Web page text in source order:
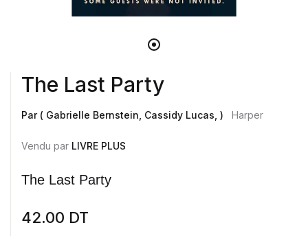
The Last Party
Par ( Gabrielle Bernstein, Cassidy Lucas, ) Harper
Vendu par LIVRE PLUS
The Last Party
42.00 DT